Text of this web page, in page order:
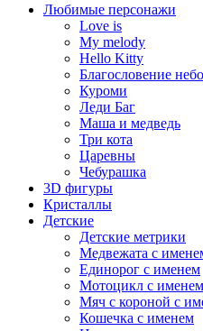
Любимые персонажи
Love is
My melody
Hello Kitty
Благословение
Куроми
Леди Баг
Маша и медведь
Три кота
Царевны
Чебурашка
3D фигуры
Кристаллы
Детские
Детские метрики
Медвежата с
Единорог с именем
Мотоцикл с именем
Мяч с короной с
Кошечка с именем